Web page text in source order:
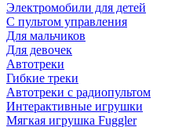
Электромобили для детей
С пультом управления
Для мальчиков
Для девочек
Автотреки
Гибкие треки
Автотреки с радиопультом
Интерактивные игрушки
Мягкая игрушка Fuggler